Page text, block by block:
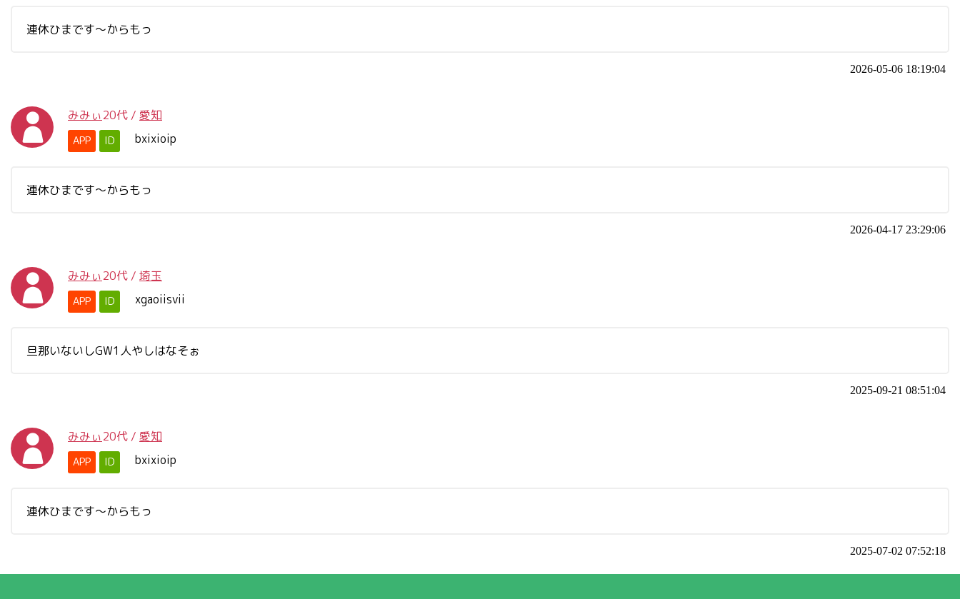
連休ひまです〜からもっ
2026-05-06 18:19:04
みみぃ20代 / 愛知
APP ID bxixioip
連休ひまです〜からもっ
2026-04-17 23:29:06
みみぃ20代 / 埼玉
APP ID xgaoiisvii
旦那いないしGW1人やしはなそぉ
2025-09-21 08:51:04
みみぃ20代 / 愛知
APP ID bxixioip
連休ひまです〜からもっ
2025-07-02 07:52:18